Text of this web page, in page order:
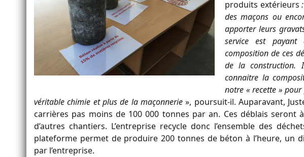
produits extérieurs
des maçons ou
apporter leurs
service est
composition de ces
de la construction.
connaitre la
notre « recette » pour
véritable chimie et plus de la maçonnerie», poursuit-il. Auparavant,
carrières pas moins de 100 000 tonnes par an. Ces déblais seront
d’autres chantiers. L’entreprise recycle donc l’ensemble des
plateforme permet de produire 200 tonnes de béton à l’heure, un
par l’entreprise.